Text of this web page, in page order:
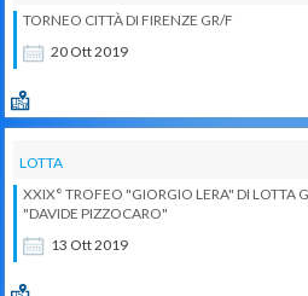
20 Ott2019
TORNEO CITTÀ DI FIRENZE GR/F
LOTTA
13 Ott2019
XXIX° TROFEO "GIORGIO LERA" DI LOTTA
"DAVIDE PIZZOCARO"